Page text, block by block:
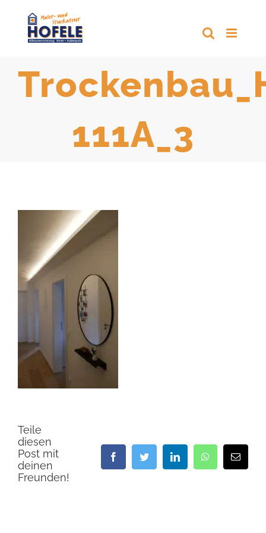
111A_3
Teile
diesen
Post mit
deinen
Freunden!
FacebookTwitter LinkedIn WhatsApp
E-
Mail